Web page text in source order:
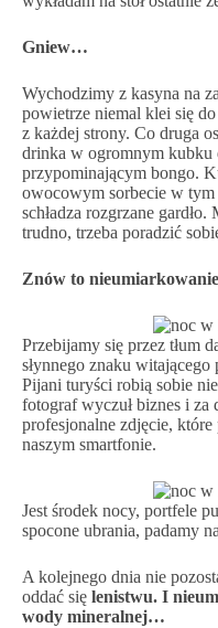
Gniew…
Wychodzimy z kasyna na
powietrze niemal klei się
z każdej strony. Co druga
drinka w ogromnym kubku
przypominającym bongo.
owocowym sorbecie w
schładza rozgrzane
trudno, trzeba poradzić
Znów to
Przebijamy się przez tłum
słynnego znaku
Pijani turyści robią sobie
fotograf wyczuł biznes i za
profesjonalne zdjęcie,
naszym smartfonie.
Jest środek nocy, portfele
spocone ubrania, padamy
A kolejnego dnia nie
oddać się lenistwu. I
wody mineralnej…